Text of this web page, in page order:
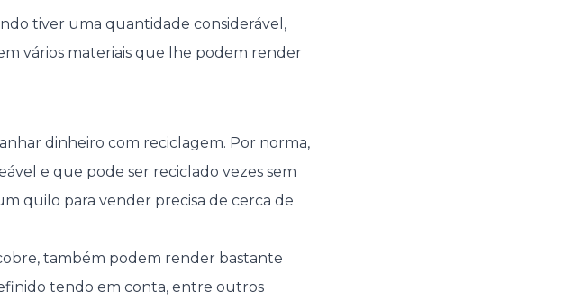
tiver uma quantidade considerável,
vários materiais que lhe podem render
dinheiro com reciclagem. Por norma,
e que pode ser reciclado vezes sem
quilo para vender precisa de cerca de
também podem render bastante
tendo em conta, entre outros